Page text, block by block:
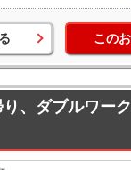
この
、ダブルワー